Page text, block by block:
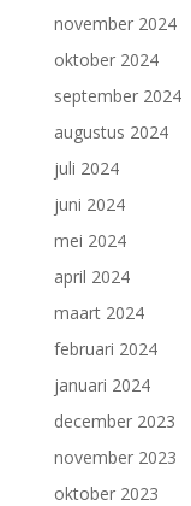
november 2024
oktober 2024
september 2024
augustus 2024
juli 2024
juni 2024
mei 2024
april 2024
maart 2024
februari 2024
januari 2024
december 2023
november 2023
oktober 2023